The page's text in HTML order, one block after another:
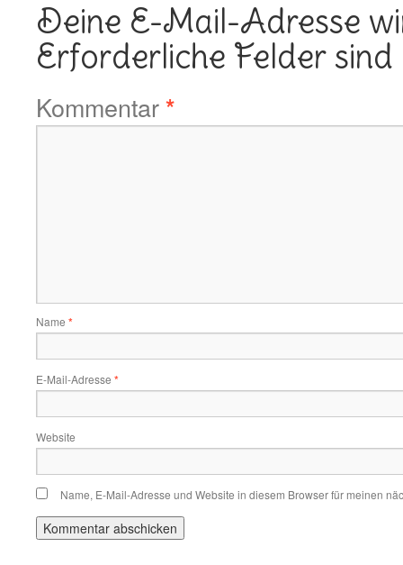
Deine E-Mail-Adresse
Erforderliche Felder
Kommentar*
Name *
E-Mail-Adresse *
Website
Name, E-Mail-Adresse und Website in diesem Browser für meinen